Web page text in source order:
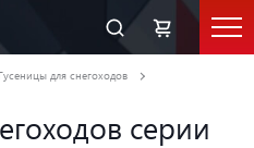
Гусеницы для снегоходов
серии